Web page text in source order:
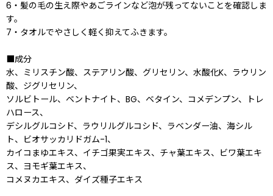
6・髪の毛の生え際やあごラインなど泡が残ってないことを確認しま
す。
7・タオルでやさしく軽く抑えてふきます。
■成分
水、ミリスチン酸、ステアリン酸、グリセリン、水酸化K、ラウリン
酸、ジグリセリン、
ソルビトール、ベントナイト、BG、ベタイン、コメデンプン、トレ
ハロース、
デシルグルコシド、ラウリルグルコシド、ラベンダー油、海シル
ト、ビオサッカリドガム-1、
カイコまゆエキス、イチゴ果実エキス、チャ葉エキス、ビワ葉エキ
ス、ヨモギ葉エキス、
コメヌカエキス、ダイズ種子エキス